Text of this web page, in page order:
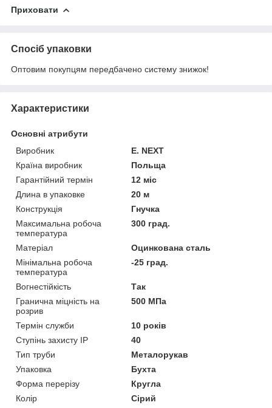
Приховати
Спосіб упаковки
Оптовим покупцям передбачено систему знижок!
Характеристики
Основні атрибути
Виробник
E. NEXT
Країна виробник
Польща
Гарантійний термін
12 міс
Длина в упаковке
20 м
Конструкція
Гнучка
Максимальна робоча
температура
300 град.
Матеріал
Оцинкована сталь
Мінімальна робоча
температура
-25 град.
Вогнестійкість
Так
Гранична міцність на
розрив
500 МПа
Термін служби
10 років
Ступінь захисту IP
40
Тип труби
Металорукав
Упаковка
Бухта
Форма перерізу
Кругла
Колір
Сірий